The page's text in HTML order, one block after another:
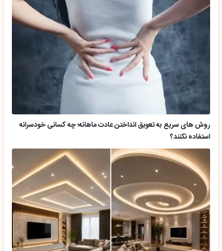
روش های سریع به تعویق انداختن عادت ماهانه؛ چه کسانی خودسرانه
استفاده نکنند؟